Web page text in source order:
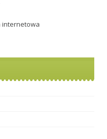
internetowa